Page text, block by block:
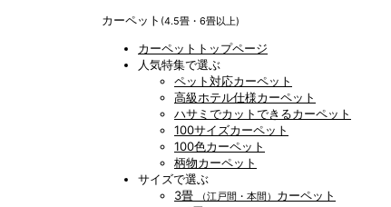
カーペット (4.5畳・6畳以上)
カーペットトップページ
人気特集で選ぶ
ペット対応カーペット
高級ホテル仕様カーペット
ハサミでカットできるカーペット
100サイズカーペット
100色カーペット
柄物カーペット
サイズで選ぶ
3畳
（江戸間・本間） カーペット